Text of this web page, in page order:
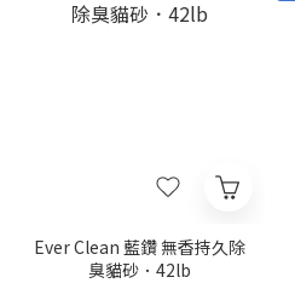
Ever Clean 藍鑽 無香持久除
臭貓砂．42lb